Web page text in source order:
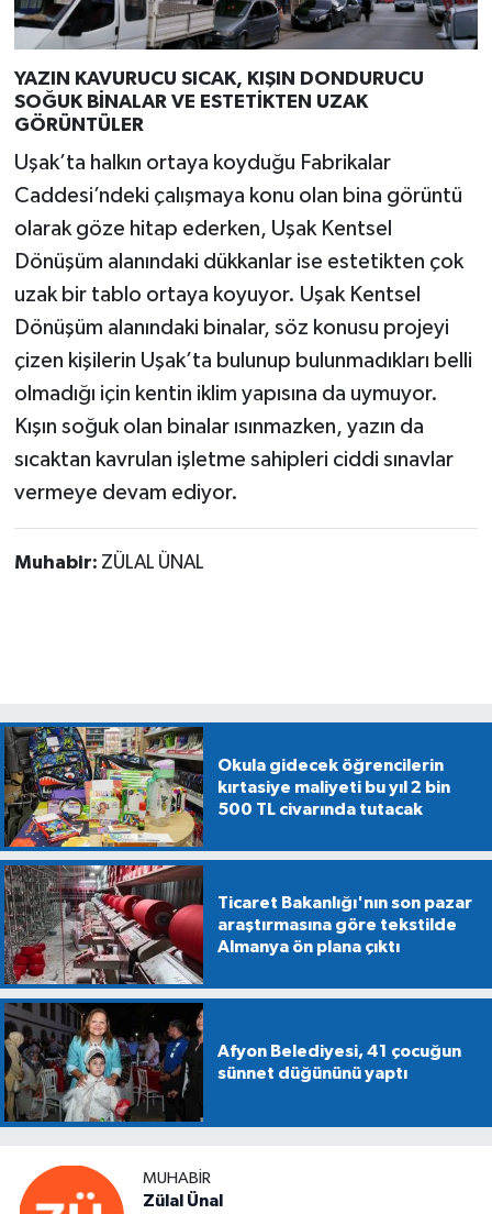
YAZIN KAVURUCU SICAK, KIŞIN DONDURUCU
SOĞUK BİNALAR VE ESTETİKTEN UZAK
GÖRÜNTÜLER
Uşak’ta halkın ortaya koyduğu Fabrikalar
Caddesi’ndeki çalışmaya konu olan bina görüntü
olarak göze hitap ederken, Uşak Kentsel
Dönüşüm alanındaki dükkanlar ise estetikten çok
uzak bir tablo ortaya koyuyor. Uşak Kentsel
Dönüşüm alanındaki binalar, söz konusu projeyi
çizen kişilerin Uşak’ta bulunup bulunmadıkları belli
olmadığı için kentin iklim yapısına da uymuyor.
Kışın soğuk olan binalar ısınmazken, yazın da
sıcaktan kavrulan işletme sahipleri ciddi sınavlar
vermeye devam ediyor.
Muhabir: ZÜLAL ÜNAL
Okula gidecek öğrencilerin
kırtasiye maliyeti bu yıl 2 bin
500 TL civarında tutacak
Ticaret Bakanlığı'nın son pazar
araştırmasına göre tekstilde
Almanya ön plana çıktı
Afyon Belediyesi, 41 çocuğun
sünnet düğününü yaptı
MUHABIR
Zülal Ünal